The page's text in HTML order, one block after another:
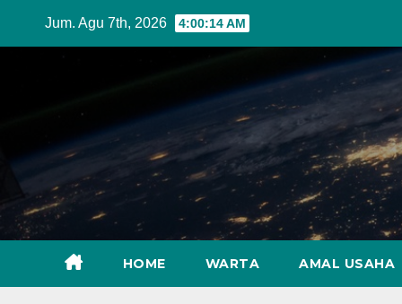
Jum. Agu 7th, 2026 4:00:16 AM
HOME WARTA AMAL USAHA